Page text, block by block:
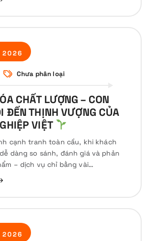
2026
Chưa phân loại
CHẤT LƯỢNG – CON
ĐẾN THỊNH VƯỢNG CỦA
VIỆT
cạnh tranh toàn cầu, khi khách
dàng so sánh, đánh giá và phản
– dịch vụ chỉ bằng vài…
2026